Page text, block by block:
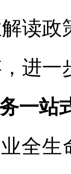
读政
进一
一站
全生